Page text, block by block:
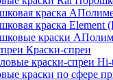
краска
краска Element
краски
Краски-спреи
краски-спреи Hi-